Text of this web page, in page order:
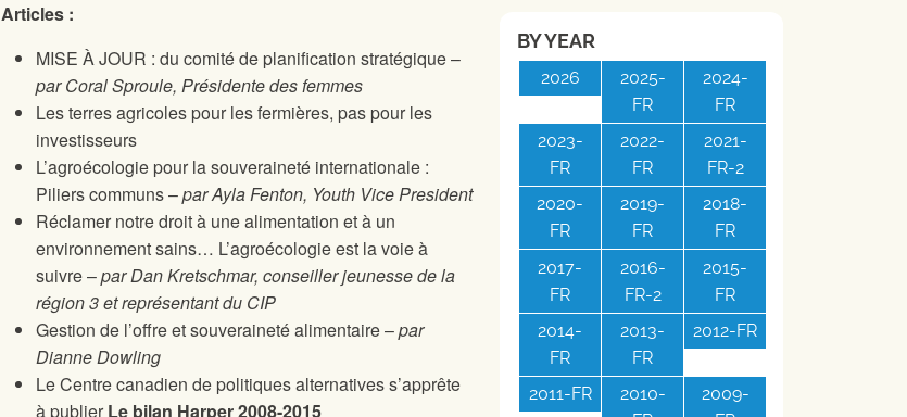
Articles :
MISE À JOUR : du comité de planification stratégique –
par Coral Sproule,Présidente des femmes
Les terres agricoles pour les fermières, pas pour les
investisseurs
L’agroécologie pour la souveraineté internationale :
Piliers communs –par Ayla Fenton, Youth Vice President
Réclamer notre droit à une alimentation et à un
environnement sains… L’agroécologie est la voie à
suivre –par Dan Kretschmar, conseiller jeunesse de la
région 3 et représentant du CIP
Gestion de l’offre et souveraineté alimentaire –par
Dianne Dowling
Le Centre canadien de politiques alternatives s’apprête
à publierLe bilan Harper 2008-2015
BY YEAR
2026
2025-
FR
2024-
FR
2023-
FR
2022-
FR
2021-
FR-2
2020-
FR
2019-
FR
2018-
FR
2017-
FR
2016-
FR-2
2015-
FR
2014-
FR
2013-
FR
2012-FR
2011-FR
2010-
2009-